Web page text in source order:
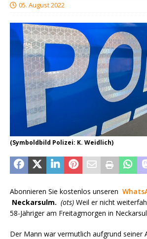
05. August 2022
(Symboldbild Polizei: K. Weidlich)
Abonnieren Sie kostenlos unseren
Neckarsulm. (ots) Weil er nicht
58-Jähriger am Freitagmorgen in
Der Mann war vermutlich aufgrund seiner